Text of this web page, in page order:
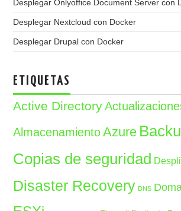
Desplegar Onlyoffice Document Server con
Desplegar Nextcloud con Docker
Desplegar Drupal con Docker
ETIQUETAS
Active Directory
Almacenamiento Azure
Copias de seguridad
Disaster Recovery DNS